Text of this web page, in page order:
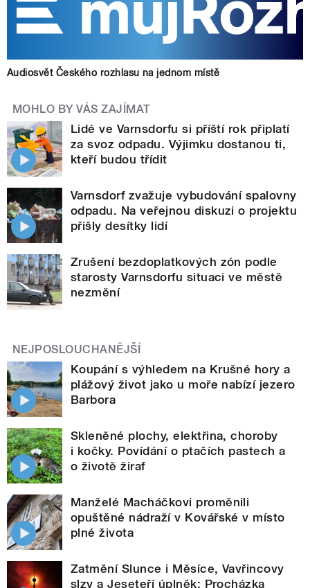
Audiosvět Českého rozhlasu na jednom místě
MOHLO BY VÁS ZAJÍMAT
Lidé ve Varnsdorfu si příští rok připlatí
za svoz odpadu. Výjimku dostanou ti,
kteří budou třídit
Varnsdorf zvažuje vybudování spalovny
odpadu. Na veřejnou diskuzi o projektu
přišly desítky lidí
Zrušení bezdoplatkových zón podle
starosty Varnsdorfu situaci ve městě
nezmění
NEJPOSLOUCHANĚJŠÍ
Koupání s výhledem na Krušné hory a
plážový život jako u moře nabízí jezero
Barbora
Skleněné plochy, elektřina, choroby
i kočky. Povídání o ptačích pastech a
o životě žiraf
Manželé Macháčkovi proměnili
opuštěné nádraží v Kovářské v místo
plné života
Zatmění Slunce i Měsíce, Vavřincovy
slzy a Jeseteří úplněk: Procházka